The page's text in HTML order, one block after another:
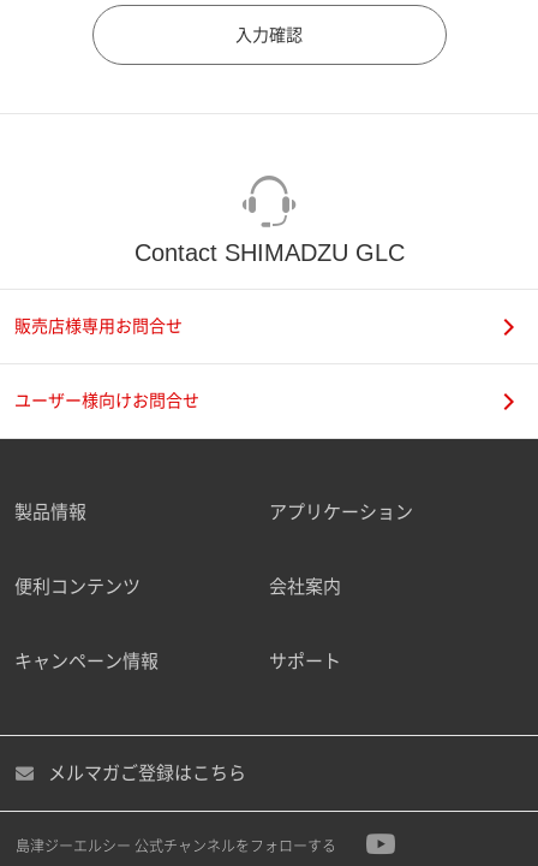
Contact SHIMADZU GLC
販売店様専用お問合せ
ユーザー様向けお問合せ
製品情報 アプリケーション
便利コンテンツ 会社案内
キャンペーン情報 サポート
メルマガご登録はこちら
島津ジーエルシー 公式チャンネルをフォローする